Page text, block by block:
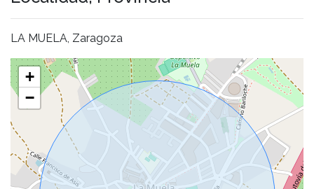
LA MUELA, Zaragoza
+
−